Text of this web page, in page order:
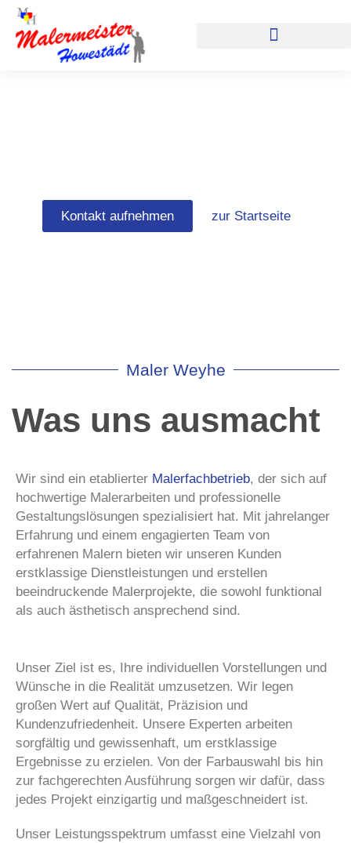
Zum
Inhalt
springen
Kontakt aufnehmen zur Startseite
Maler Weyhe
Was uns ausmacht
Wir sind ein etablierter Malerfachbetrieb, der sich auf
hochwertige Malerarbeiten und professionelle
Gestaltungslösungen spezialisiert hat. Mit jahrelanger
Erfahrung und einem engagierten Team von
erfahrenen Malern bieten wir unseren Kunden
erstklassige Dienstleistungen und erstellen
beeindruckende Malerprojekte, die sowohl funktional
als auch ästhetisch ansprechend sind.
Unser Ziel ist es, Ihre individuellen Vorstellungen und
Wünsche in die Realität umzusetzen. Wir legen
großen Wert auf Qualität, Präzision und
Kundenzufriedenheit. Unsere Experten arbeiten
sorgfältig und gewissenhaft, um erstklassige
Ergebnisse zu erzielen. Von der Farbauswahl bis hin
zur fachgerechten Ausführung sorgen wir dafür, dass
jedes Projekt einzigartig und maßgeschneidert ist.
Unser Leistungsspektrum umfasst eine Vielzahl von